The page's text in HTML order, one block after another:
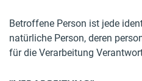
Betroffene Person ist jede
natürliche Person, deren
für die Verarbeitung